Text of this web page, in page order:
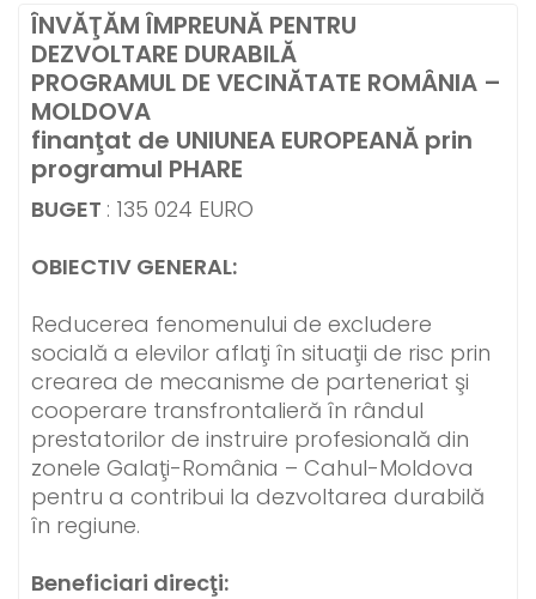
ÎNVĂŢĂM ÎMPREUNĂ PENTRU
DEZVOLTARE DURABILĂ
PROGRAMUL DE VECINĂTATE ROMÂNIA –
MOLDOVA
finanţat de UNIUNEA EUROPEANĂ prin
programul PHARE
BUGET : 135 024 EURO
OBIECTIV GENERAL:
Reducerea fenomenului de excludere
socială a elevilor aflaţi în situaţii de risc prin
crearea de mecanisme de parteneriat şi
cooperare transfrontalieră în rândul
prestatorilor de instruire profesională din
zonele Galaţi-România – Cahul-Moldova
pentru a contribui la dezvoltarea durabilă
în regiune.
Beneficiari direcţi: